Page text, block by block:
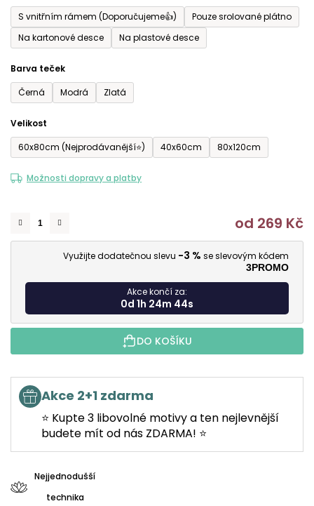
S vnitřním rámem (Doporučujeme👍)
Pouze srolované plátno
Na kartonové desce
Na plastové desce
Barva teček
Černá
Modrá Zlatá
Velikost
60x80cm (Nejprodávanější⭐)
40x60cm 80x120cm
Možnosti dopravy a platby
od 269 Kč
Využijte dodatečnou slevu -3 % se slevovým kódem
3PROMO
Akce končí za:
0d 1h 24m 43s
DO KOŠÍKU
Akce 2+1 zdarma
⭐ Kupte 3 libovolné motivy a ten nejlevnější
budete mít od nás ZDARMA! ⭐
Nejjednodušší
technika